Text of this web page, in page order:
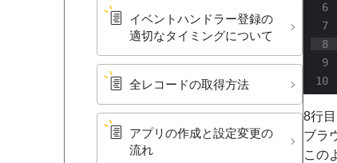
イベントハンドラー登録の​
適切な​タイミングに​ついて
全レ​コードの​取得方​法
アプリの​作成と​設定変更の​
流れ
6
7
8
9
10
8行
ブラ
この